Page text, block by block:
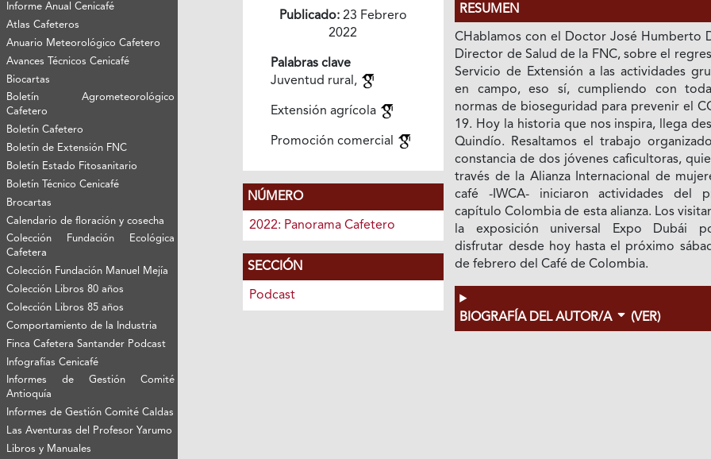
Informe Anual Cenicafé
Atlas Cafeteros
Anuario Meteorológico Cafetero
Avances Técnicos Cenicafé
Biocartas
Boletín Agrometeorológico
Cafetero
Boletín Cafetero
Boletín de Extensión FNC
Boletín Estado Fitosanitario
Boletín Técnico Cenicafé
Brocartas
Calendario de floración y cosecha
Colección Fundación Ecológica
Cafetera
Colección Fundación Manuel Mejía
Colección Libros 80 años
Colección Libros 85 años
Comportamiento de la Industria
Finca Cafetera Santander Podcast
Infografías Cenicafé
Informes de Gestión Comité
Antioquía
Informes de Gestión Comité Caldas
Las Aventuras del Profesor Yarumo
Libros y Manuales
Publicado:23 Febrero
2022
Palabras clave
Juventud rural,
Extensión agrícola
Promoción comercial
NÚMERO
2022: Panorama Cafetero
SECCIÓN
Podcast
RESUMEN
CHablamos con el Doctor José Humberto
Director de Salud de la FNC, sobre el
Servicio de Extensión a las actividades
en campo, eso sí, cumpliendo con
normas de bioseguridad para prevenir el
19. Hoy la historia que nos inspira, llega
Quindío. Resaltamos el trabajo
constancia de dos jóvenes caficultoras,
través de la Alianza Internacional de
café -IWCA- iniciaron actividades del
capítulo Colombia de esta alianza. Los
la exposición universal Expo Dubái
disfrutar desde hoy hasta el próximo
de febrero del Café de Colombia.
BIOGRAFÍA DEL AUTOR/A (VER)